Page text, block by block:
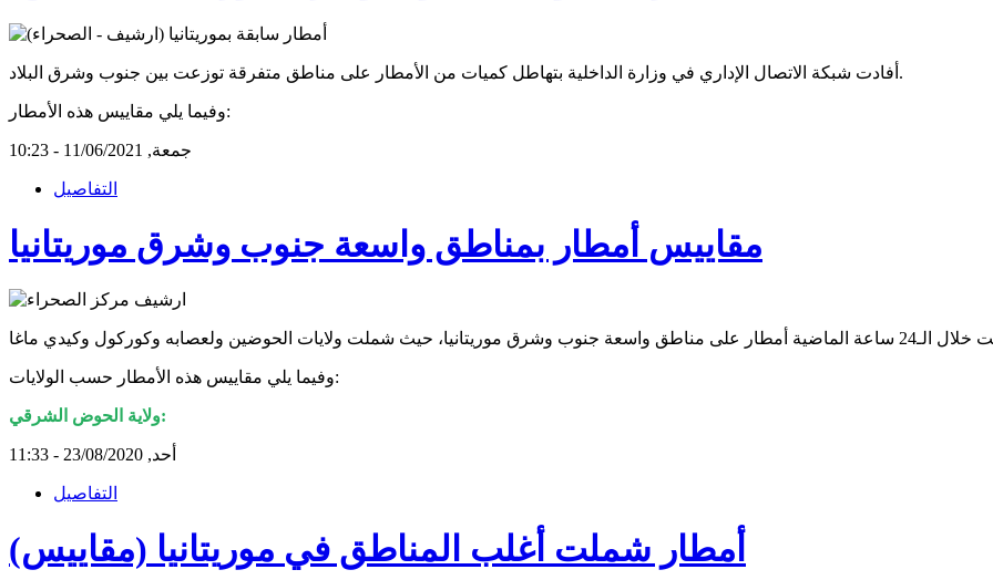
أفادت شبكة الاتصال الإداري في وزارة الداخلية بتهاطل كميات من الأمطار على مناطق متفرقة توزعت بين جنوب وشرق البلاد.
وفيما يلي مقاييس هذه الأمطار:
جمعة, 11/06/2021 - 10:23
التفاصيل
مقاييس أمطار بمناطق واسعة جنوب وشرق موريتانيا
وفيما يلي مقاييس هذه الأمطار حسب الولايات:
ولاية الحوض الشرقي:
أحد, 23/08/2020 - 11:33
التفاصيل
أمطار شملت أغلب المناطق في موريتانيا (مقاييس)